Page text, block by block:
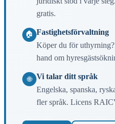
gratis.
🏠 Fastighetsförvaltning
Köper du för
hand om
🌐
Vi talar ditt språk
Engelska, spanska,
fler språk. Licens